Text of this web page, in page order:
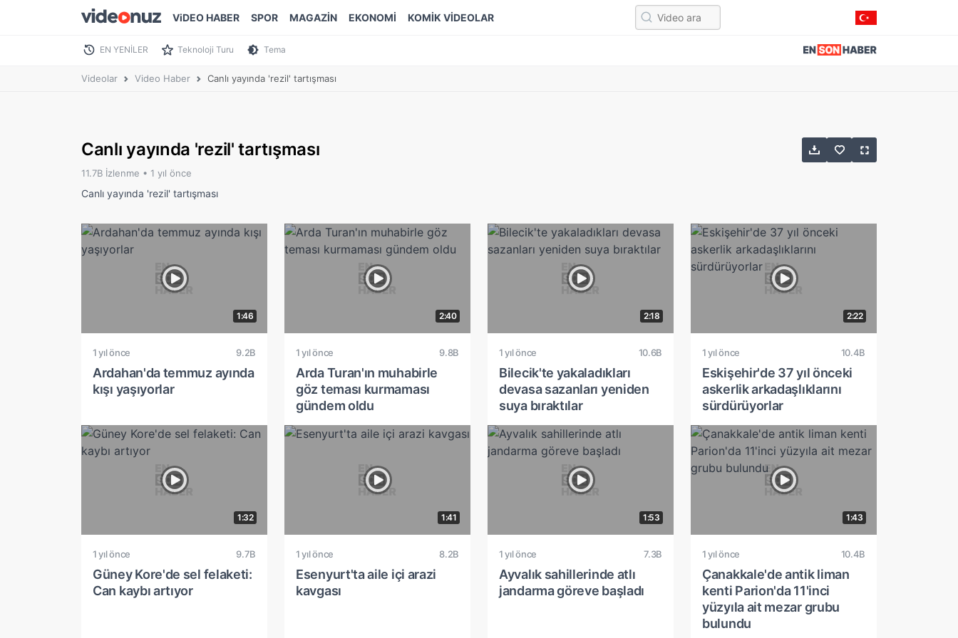
ViDEO HABER SPOR MAGAZİN EKONOMİ KOMİK VİDEOLAR
EN YENİLER Teknoloji Turu Tema
Videolar Video Haber Canlı yayında 'rezil' tartışması
Canlı yayında 'rezil' tartışması
11.7B İzlenme • 1 yıl önce
Canlı yayında 'rezil' tartışması
1:46
1 yıl önce 9.2B
Ardahan'da temmuz ayında
kışı yaşıyorlar
2:40
1 yıl önce 9.8B
Arda Turan'ın muhabirle
göz teması kurmaması
gündem oldu
2:18
1 yıl önce 10.6B
Bilecik'te yakaladıkları
devasa sazanları yeniden
suya bıraktılar
2:22
1 yıl önce 10.4B
Eskişehir'de 37 yıl önceki
askerlik arkadaşlıklarını
sürdürüyorlar
1:32
1 yıl önce 9.7B
Güney Kore'de sel felaketi:
Can kaybı artıyor
1:41
1 yıl önce 8.2B
Esenyurt'ta aile içi arazi
kavgası
1:53
1 yıl önce 7.3B
Ayvalık sahillerinde atlı
jandarma göreve başladı
1:43
1 yıl önce 10.4B
Çanakkale'de antik liman
kenti Parion'da 11'inci
yüzyıla ait mezar grubu
bulundu